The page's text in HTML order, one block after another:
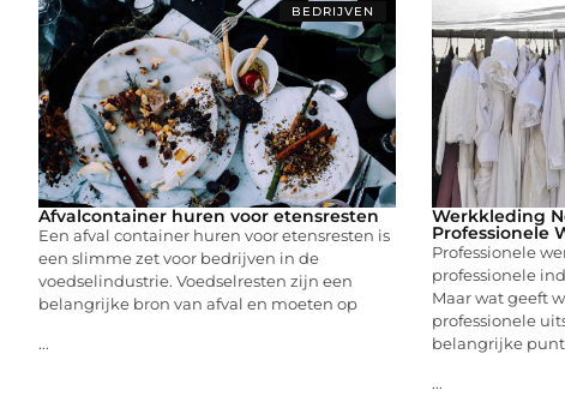
BEDRIJVEN
Afvalcontainer huren voor etensresten
Een afval container huren voor etensresten is
een slimme zet voor bedrijven in de
voedselindustrie. Voedselresten zijn een
belangrijke bron van afval en moeten op
...
Werkkleding
Professionele
Professionele
professionele
Maar wat geeft
professionele
belangrijke
...